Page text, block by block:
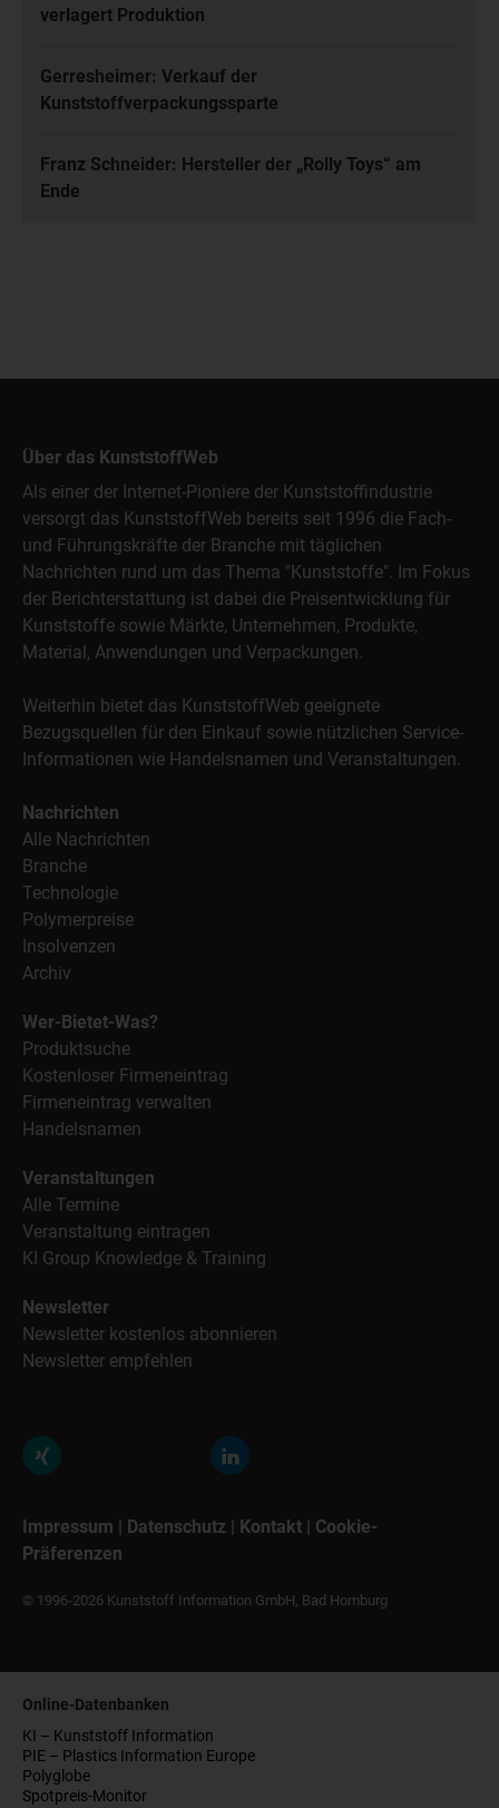
verlagert Produktion
Gerresheimer: Verkauf der
Kunststoffverpackungssparte
Franz Schneider: Hersteller der „Rolly Toys“ am
Ende
Über das KunststoffWeb
Als einer der Internet-Pioniere der Kunststoffindustrie
versorgt das KunststoffWeb bereits seit 1996 die Fach-
und Führungskräfte der Branche mit täglichen
Nachrichten rund um das Thema "Kunststoffe". Im Fokus
der Berichterstattung ist dabei die Preisentwicklung für
Kunststoffe sowie Märkte, Unternehmen, Produkte,
Material, Anwendungen und Verpackungen.
Weiterhin bietet das KunststoffWeb geeignete
Bezugsquellen für den Einkauf sowie nützlichen Service-
Informationen wie Handelsnamen und Veranstaltungen.
Nachrichten
Alle Nachrichten
Branche
Technologie
Polymerpreise
Insolvenzen
Archiv
Wer-Bietet-Was?
Produktsuche
Kostenloser Firmeneintrag
Firmeneintrag verwalten
Handelsnamen
Veranstaltungen
Alle Termine
Veranstaltung eintragen
KI Group Knowledge & Training
Newsletter
Newsletter kostenlos abonnieren
Newsletter empfehlen
Impressum | Datenschutz | Kontakt | Cookie-
Präferenzen
© 1996-2026 Kunststoff Information GmbH, Bad Homburg
Online-Datenbanken
KI – Kunststoff Information
PIE – Plastics Information Europe
Polyglobe
Spotpreis-Monitor